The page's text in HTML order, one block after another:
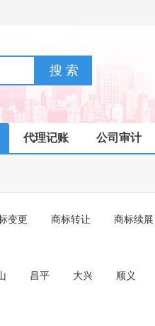
代理记账 公司审计
变更 商标转让 商标续展
昌平 大兴 顺义